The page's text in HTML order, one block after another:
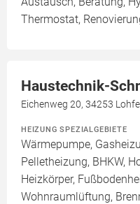
Thermostat,
Haustechnik-
Eichenweg 20, 34253
HEIZUNG SPEZIALGEBIETE
Wärmepumpe,
Pelletheizung, BHKW,
Heizkörper,
Wohnraumlüftung,